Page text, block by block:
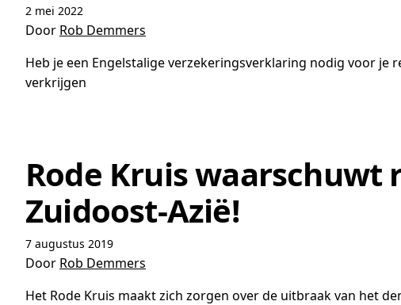
2 mei 2022
Door Rob Demmers
Heb je een Engelstalige verzekeringsverklaring nodig voor je
verkrijgen
Rode Kruis
Zuidoost-Azië!
7 augustus 2019
Door Rob Demmers
Het Rode Kruis maakt zich zorgen over de uitbraak van het